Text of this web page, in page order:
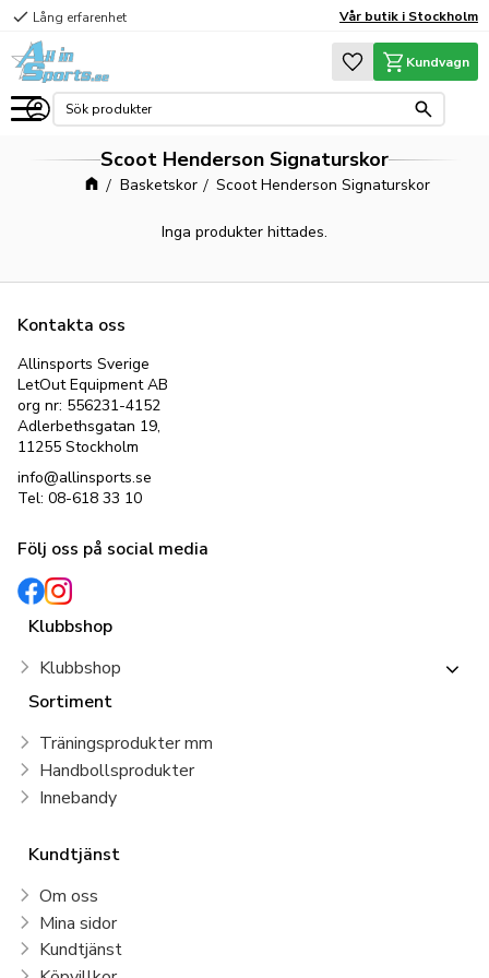
Meny
check Lång erfarenhet Vår butik i Stockholm
Favoriter
Kundvagn
Scoot Henderson Signaturskor
Basketskor Scoot Henderson Signaturskor
Inga produkter hittades.
Kontakta oss
Allinsports Sverige
LetOut Equipment AB
org nr: 556231-4152
Adlerbethsgatan 19,
11255 Stockholm
info@allinsports.se
Tel: 08-618 33 10
Följ oss på social media
Klubbshop
Klubbshop
Sortiment
Träningsprodukter mm
Handbollsprodukter
Innebandy
Kundtjänst
Om oss
Mina sidor
Kundtjänst